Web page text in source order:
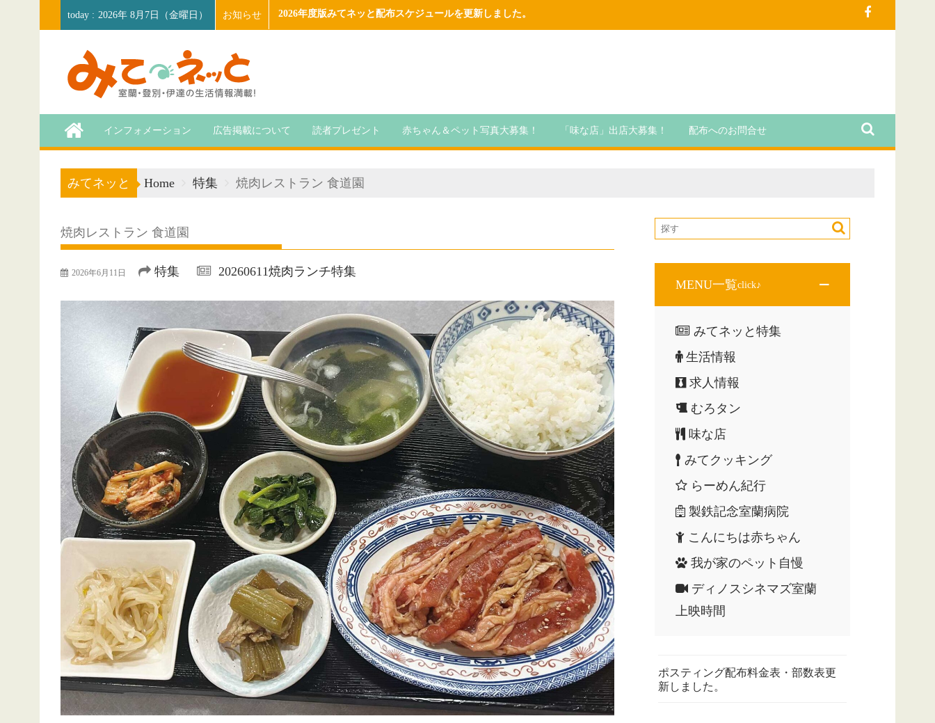
to
2026年 8月7日（金曜日） お知らせ 2026年度版みてネッと配布スケジュールを更新しました。
インフォメーション 広告掲載について 読者プレゼント 赤ちゃん＆ペット写真大募集！ 「味な店」出店大募集！ 配布へのお問合せ
みてネッと Home 特集 焼肉レストラン 食道園
焼肉レストラン 食道園
2026年6月11日 特集 20260611焼肉ランチ特集
MENU一覧click♪
みてネッと特集
生活情報
求人情報
むろタン
味な店
みてクッキング
らーめん紀行
製鉄記念室蘭病院
こんにちは赤ちゃん
我が家のペット自慢
ディノスシネマズ室蘭
上映時間
ポスティング配布料金表・部数表更
新しました。